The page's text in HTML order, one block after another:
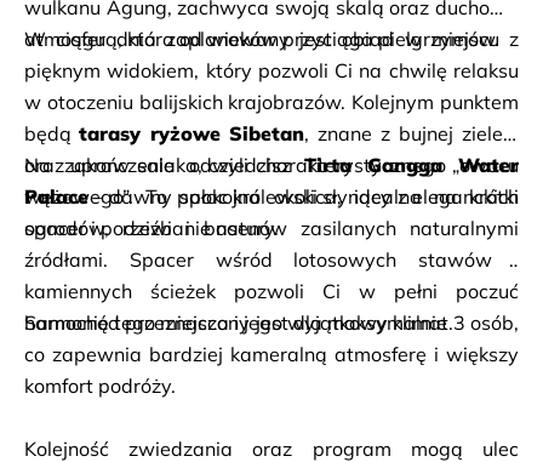
wulkanu Agung, zachwyca swoją skalą oraz duchową
atmosferą, która od wieków przyciąga pielgrzymów.
W ciągu dnia zaplanowany jest obiad w miejscu z
pięknym widokiem, który pozwoli Ci na chwilę relaksu
w otoczeniu balijskich krajobrazów. Kolejnym punktem
będą tarasy ryżowe Sibetan, znane z bujnej zieleni
oraz upraw salaka, czyli charakterystycznego „owocu
wężowego”. To spokojna okolica, idealna na krótki
spacer i podziwianie natury.
Na zakończenie odwiedzisz Tirta Gangga Water
Palace – dawny pałac królewski słynący z eleganckich
ogrodów, rzeźb i basenów zasilanych naturalnymi
źródłami. Spacer wśród lotosowych stawów i
kamiennych ścieżek pozwoli Ci w pełni poczuć
harmonię tego miejsca i jego wyjątkowy klimat.
Samochód przeznaczony jest dla maksymalnie 3 osób,
co zapewnia bardziej kameralną atmosferę i większy
komfort podróży.
Kolejność zwiedzania oraz program mogą ulec